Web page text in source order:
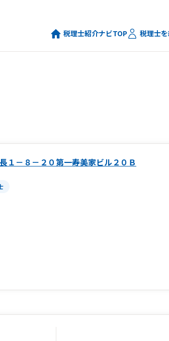
税理士紹介ナビTOP 税理士
１－８－２０第一寿美家ビル２０Ｂ